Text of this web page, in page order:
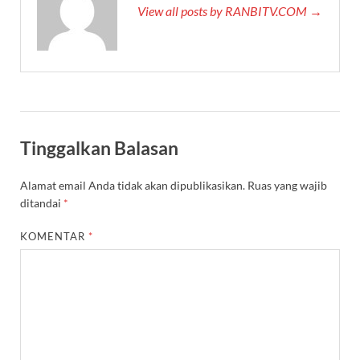
View all posts by RANBITV.COM →
Tinggalkan Balasan
Alamat email Anda tidak akan dipublikasikan. Ruas yang wajib
ditandai *
KOMENTAR *